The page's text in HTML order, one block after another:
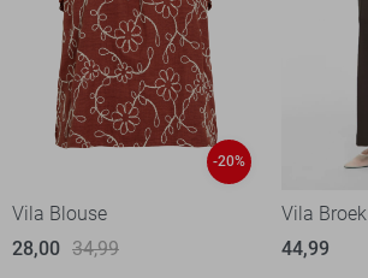
-20%
Vila Blouse
28,00 34,99
Vila Broek
44,99